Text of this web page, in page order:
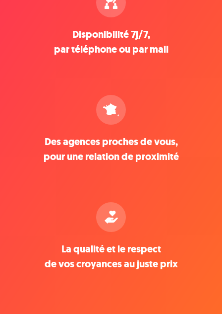
Disponibilité 7j/7,
par téléphone ou par mail
Des agences proches de vous,
pour une relation de proximité
La qualité et le respect
de vos croyances au juste prix